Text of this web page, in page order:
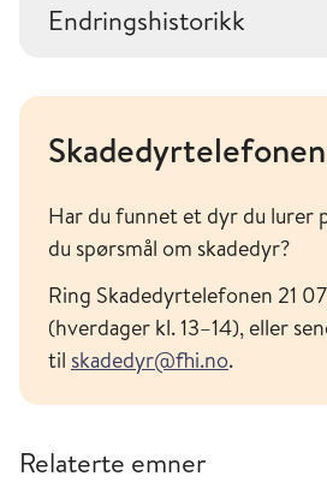
Endringshistorikk
Skadedyrtelefonen
Har du funnet et dyr du lurer
du spørsmål om skadedyr?
Ring Skadedyrtelefonen 21
(hverdager kl. 13–14), eller
til skadedyr@fhi.no.
Relaterte emner